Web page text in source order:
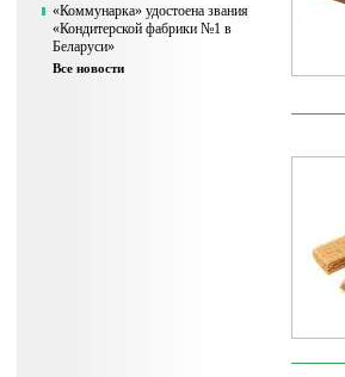
«Коммунарка» удостоена звания
«Кондитерской фабрики №1 в
Беларуси»
Все новости